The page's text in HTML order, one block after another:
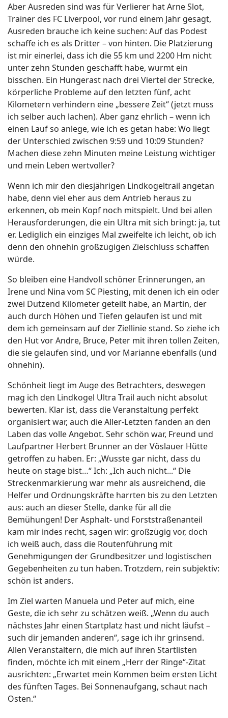
Aber Ausreden sind was für Verlierer hat Arne Slot,
Trainer des FC Liverpool, vor rund einem Jahr gesagt,
Ausreden brauche ich keine suchen: Auf das Podest
schaffe ich es als Dritter – von hinten. Die Platzierung
ist mir einerlei, dass ich die 55 km und 2200 Hm nicht
unter zehn Stunden geschafft habe, wurmt ein
bisschen. Ein Hungerast nach drei Viertel der Strecke,
körperliche Probleme auf den letzten fünf, acht
Kilometern verhindern eine „bessere Zeit“ (jetzt muss
ich selber auch lachen). Aber ganz ehrlich – wenn ich
einen Lauf so anlege, wie ich es getan habe: Wo liegt
der Unterschied zwischen 9:59 und 10:09 Stunden?
Machen diese zehn Minuten meine Leistung wichtiger
und mein Leben wertvoller?
Wenn ich mir den diesjährigen Lindkogeltrail angetan
habe, denn viel eher aus dem Antrieb heraus zu
erkennen, ob mein Kopf noch mitspielt. Und bei allen
Herausforderungen, die ein Ultra mit sich bringt: ja, tut
er. Lediglich ein einziges Mal zweifelte ich leicht, ob ich
denn den ohnehin großzügigen Zielschluss schaffen
würde.
So bleiben eine Handvoll schöner Erinnerungen, an
Irene und Nina vom SC Piesting, mit denen ich ein oder
zwei Dutzend Kilometer geteilt habe, an Martin, der
auch durch Höhen und Tiefen gelaufen ist und mit
dem ich gemeinsam auf der Ziellinie stand. So ziehe ich
den Hut vor Andre, Bruce, Peter mit ihren tollen Zeiten,
die sie gelaufen sind, und vor Marianne ebenfalls (und
ohnehin).
Schönheit liegt im Auge des Betrachters, deswegen
mag ich den Lindkogel Ultra Trail auch nicht absolut
bewerten. Klar ist, dass die Veranstaltung perfekt
organisiert war, auch die Aller-Letzten fanden an den
Laben das volle Angebot. Sehr schön war, Freund und
Laufpartner Herbert Brunner an der Vöslauer Hütte
getroffen zu haben. Er: „Wusste gar nicht, dass du
heute on stage bist…“ Ich: „Ich auch nicht...“ Die
Streckenmarkierung war mehr als ausreichend, die
Helfer und Ordnungskräfte harrten bis zu den Letzten
aus: auch an dieser Stelle, danke für all die
Bemühungen! Der Asphalt- und Forststraßenanteil
kam mir indes recht, sagen wir: großzügig vor, doch
ich weiß auch, dass die Routenführung mit
Genehmigungen der Grundbesitzer und logistischen
Gegebenheiten zu tun haben. Trotzdem, rein subjektiv:
schön ist anders.
Im Ziel warten Manuela und Peter auf mich, eine
Geste, die ich sehr zu schätzen weiß. „Wenn du auch
nächstes Jahr einen Startplatz hast und nicht läufst –
such dir jemanden anderen“, sage ich ihr grinsend.
Allen Veranstaltern, die mich auf ihren Startlisten
finden, möchte ich mit einem „Herr der Ringe“-Zitat
ausrichten: „Erwartet mein Kommen beim ersten Licht
des fünften Tages. Bei Sonnenaufgang, schaut nach
Osten.“